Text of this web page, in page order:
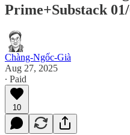
Prime+Substack
Chàng-Ngốc-Già
Aug 27, 2025
∙ Paid
10